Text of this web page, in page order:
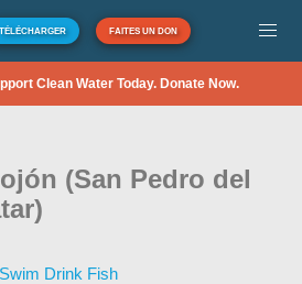
TÉLÉCHARGER FAITES UN DON
Clean Water Today. Donate Now.
(San Pedro del
Drink Fish